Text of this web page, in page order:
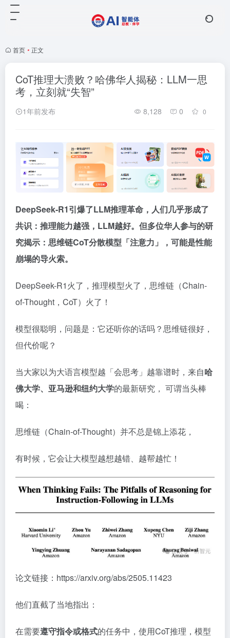
首页 • 正文
CoT推理大溃败？哈佛华人揭秘：LLM一思
考，立刻就“失智”
1年前发布 8,128 0 0
DeepSeek-R1引爆了LLM推理革命，人们几乎形成了
共识：推理能力越强，LLM越好。但多位华人参与的研
究揭示：思维链CoT分散模型「注意力」，可能是性能
崩塌的导火索。
DeepSeek-R1火了，推理模型火了，思维链（Chain-
of-Thought，CoT）火了！
模型很聪明，问题是：它还听你的话吗？思维链很好，
但代价呢？
当大家以为大语言模型越「会思考」越靠谱时，来自哈
佛大学、亚马逊和纽约大学的最新研究， 可谓当头棒
喝：
思维链（Chain-of-Thought）并不总是锦上添花，
有时候，它会让大模型越想越错、越帮越忙！
论文链接：https://arxiv.org/abs/2505.11423
他们直截了当地指出：
在需要遵守指令或格式的任务中，使用CoT推理，模型